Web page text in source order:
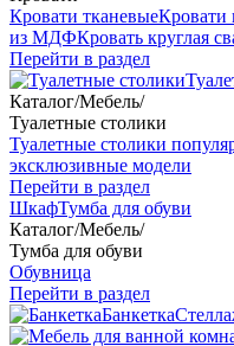
Кровати тканевыеКровати
из МДФКровать круглая
Перейти в раздел
Каталог/Мебель/
Туалетные столики
Туалетные столики
эксклюзивные модели
Перейти в раздел
ШкафТумба для обуви
Каталог/Мебель/
Тумба для обуви
Обувница
Перейти в раздел
Банкетка